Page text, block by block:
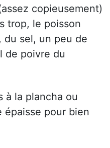
copieusement)
trop, le poisson
du sel, un peu de
de poivre du
à la plancha ou
épaisse pour bien